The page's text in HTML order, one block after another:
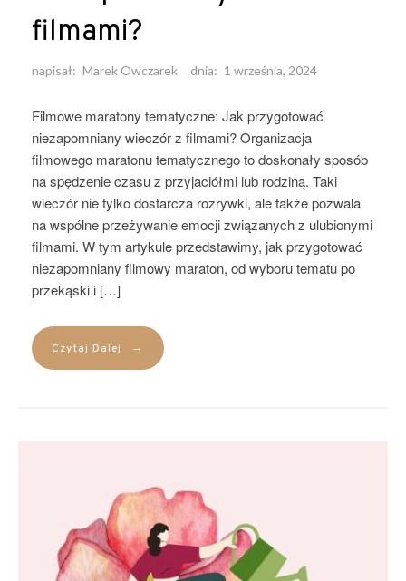
filmami?
napisał: Marek Owczarek dnia: 1 września, 2024
Filmowe maratony tematyczne: Jak przygotować
niezapomniany wieczór z filmami? Organizacja
filmowego maratonu tematycznego to doskonały sposób
na spędzenie czasu z przyjaciółmi lub rodziną. Taki
wieczór nie tylko dostarcza rozrywki, ale także pozwala
na wspólne przeżywanie emocji związanych z ulubionymi
filmami. W tym artykule przedstawimy, jak przygotować
niezapomniany filmowy maraton, od wyboru tematu po
przekąski i […]
Czytaj Dalej →